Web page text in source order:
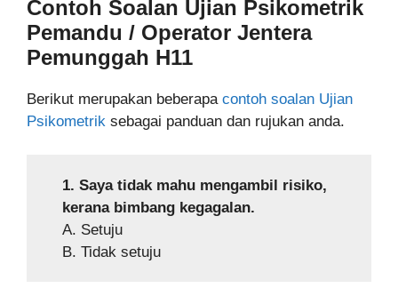
Contoh Soalan Ujian Psikometrik
Pemandu / Operator Jentera
Pemunggah H11
Berikut merupakan beberapa contoh soalan Ujian
Psikometrik sebagai panduan dan rujukan anda.
1. Saya tidak mahu mengambil risiko,
kerana bimbang kegagalan.
A. Setuju
B. Tidak setuju